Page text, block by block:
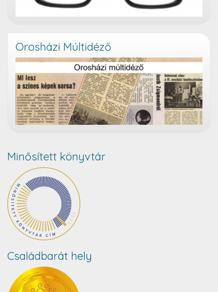
Orosházi Múltidéző
Minősített könyvtár
Családbarát hely